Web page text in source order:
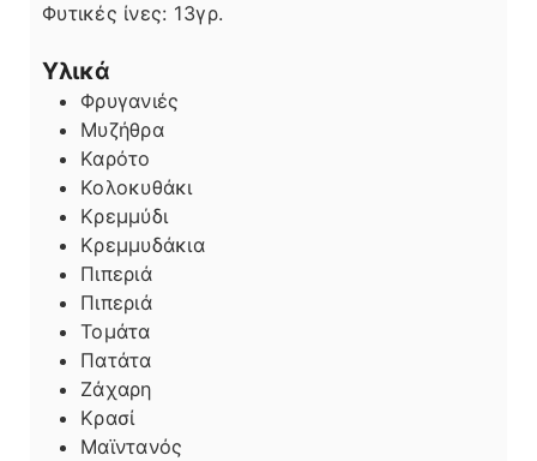
Φυτικές ίνες: 13γρ.
Υλικά
Φρυγανιές
Μυζήθρα
Καρότο
Κολοκυθάκι
Κρεμμύδι
Κρεμμυδάκια
Πιπεριά
Πιπεριά
Τομάτα
Πατάτα
Ζάχαρη
Κρασί
Μαϊντανός